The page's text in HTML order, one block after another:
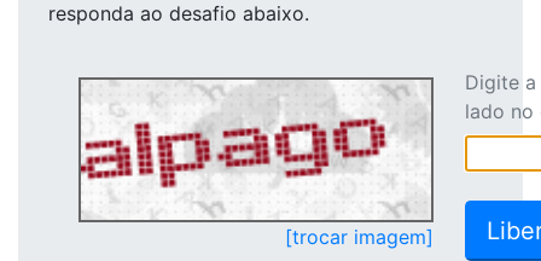
responda ao desafio abaixo.
[trocar imagem]
Digite
lado no